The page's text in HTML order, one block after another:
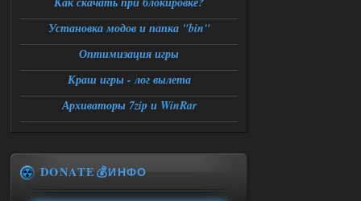
Установка модов и папка "bin"
Оптимизация игры
Краш игры - лог вылета
Архиваторы 7zip и WinRar
DONATE💰ИНФО